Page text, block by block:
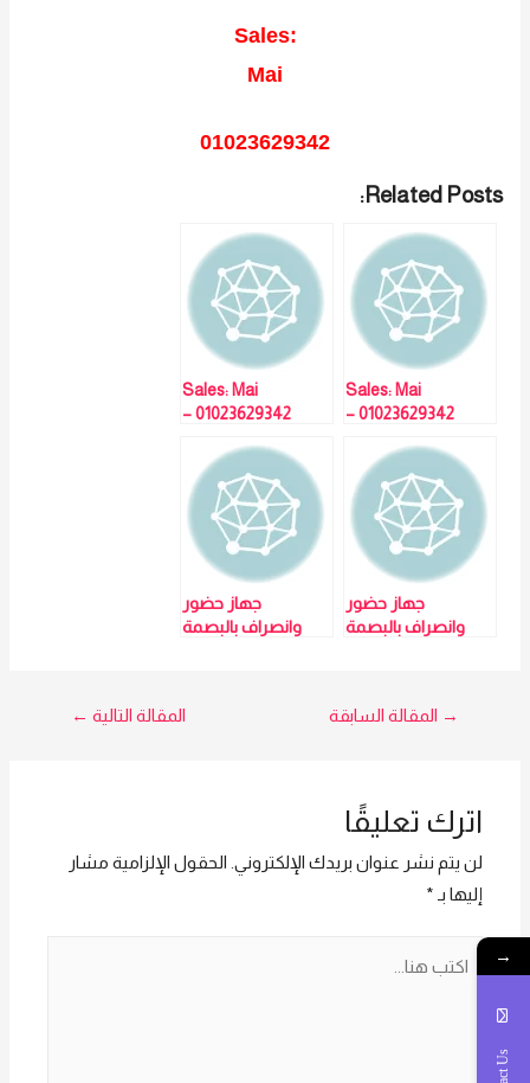
Sales:
Mai
01023629342
Related Posts:
Sales: Mai
01023629342 –
وانصراف بالبصمة
K15-ZKTECO
Sales: Mai
01023629342 –
وانصراف بالبصمة
K15-ZKTECO
جهاز حضور
وانصراف بالبصمة
جهاز حضور
وانصراف بالبصمة
تصفّح
→ المقالة السابقة المقالة التالية ←
اترك تعليقًا
لن يتم نشر عنوان بريدك الإلكتروني. الحقول الإلزامية مشار
إليها بـ *
اكتب
→